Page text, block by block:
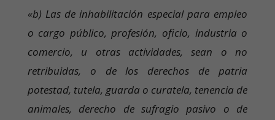
«b) Las de inhabilitación especial para empleo
o cargo público, profesión, oficio, industria o
comercio, u otras actividades, sean o no
retribuidas, o de los derechos de patria
potestad, tutela, guarda o curatela, tenencia de
animales, derecho de sufragio pasivo o de